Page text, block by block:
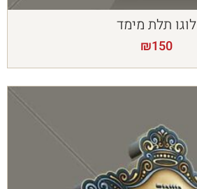
לוגו תלת מימד
₪150